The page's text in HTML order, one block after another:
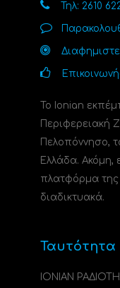
Τηλ: 2610
Το Ionian
Περιφερειακή
Πελοπόννησο,
Ελλάδα. Ακόμη,
πλατφόρμα της
διαδικτυακά.
Ταυτότητα
ΙΟΝΙΑΝ